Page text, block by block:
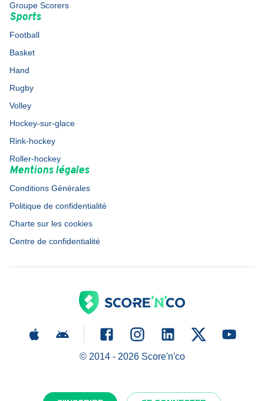
Groupe Scorers
Sports
Football
Basket
Hand
Rugby
Volley
Hockey-sur-glace
Rink-hockey
Roller-hockey
Mentions légales
Conditions Générales
Politique de confidentialité
Charte sur les cookies
Centre de confidentialité
© 2014 - 2026Score'n'co